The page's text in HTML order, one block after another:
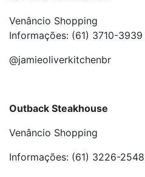
Venâncio Shopping
Informações: (61) 3710-3939
@jamieoliverkitchenbr
Outback Steakhouse
Venâncio Shopping
Informações: (61) 3226-2548